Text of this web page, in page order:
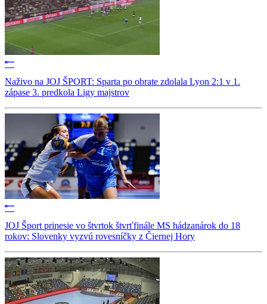
Naživo na JOJ ŠPORT: Sparta po obrate zdolala Lyon 2:1 v 1.
zápase 3. predkola Ligy majstrov
JOJ Šport prinesie vo štvrtok štvrťfinále MS hádzanárok do 18
rokov: Slovenky vyzvú rovesníčky z Čiernej Hory